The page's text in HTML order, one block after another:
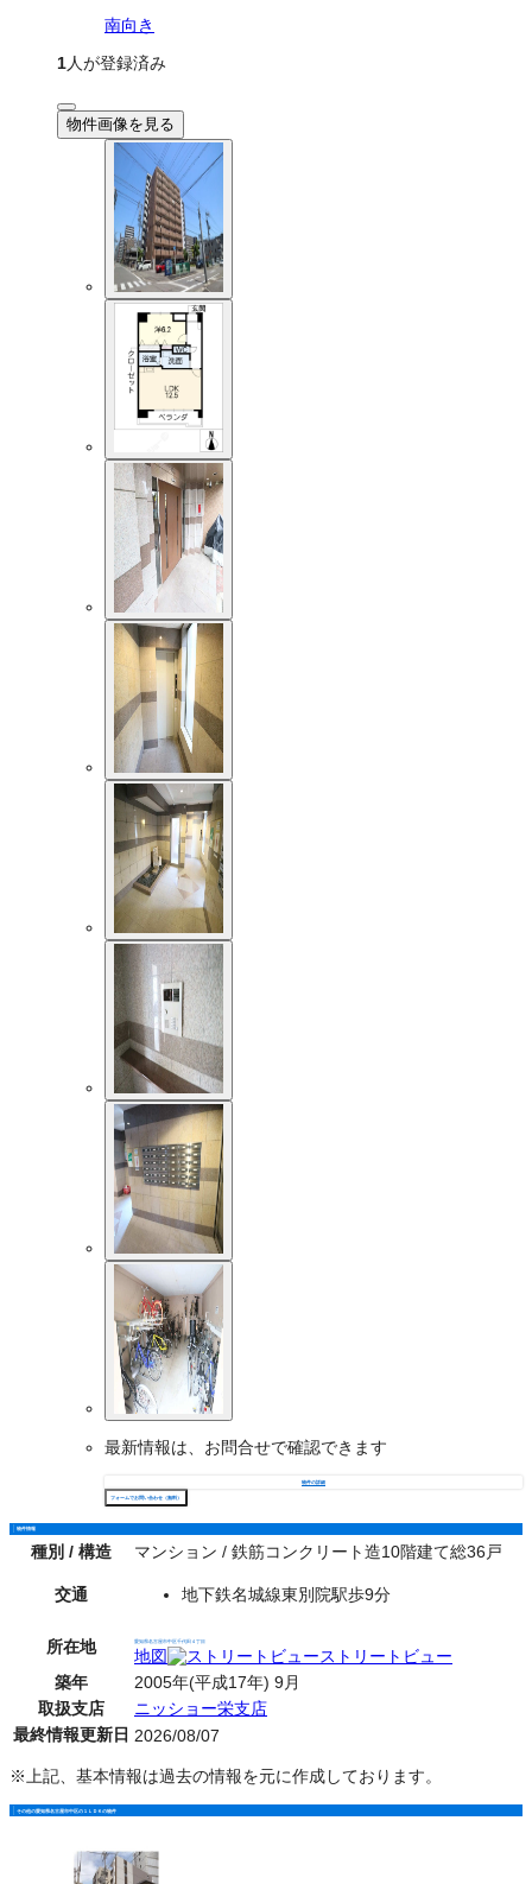
南向き
1人が登録済み
物件画像を見る
最新情報は、お問合せで確認できます
物件の詳細
フォームでお問い合わせ（無料）
物件情報
種別 / 構造 マンション / 鉄筋コンクリート造10階建て総36戸
交通 地下鉄名城線東別院駅歩9分
所在地 愛知県名古屋市中区千代田４丁目
地図
ストリートビュー
築年
2005年(平成17年) 9月
取扱支店
ニッショー栄支店
最終情報更新日 2026/08/07
※上記、基本情報は過去の情報を元に作成しております。
その他の愛知県名古屋市中区の１ＬＤＫの物件